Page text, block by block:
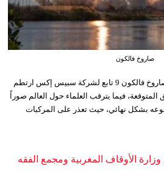
صاروخ فالكون
يُعتقد أن جزءاً ضخماً تائهاً من صاروخ فالكون 9 تابع لشركة سبيس إكس ارتطم
فيما يترقب العلماء حول العالم صوراً
بشكل نهائي، حيث تعذر على المركبات
الأوقاف المغربية ومجمع الفقه